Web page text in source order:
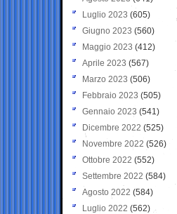
Luglio 2023 (605)
Giugno 2023 (560)
Maggio 2023 (412)
Aprile 2023 (567)
Marzo 2023 (506)
Febbraio 2023 (505)
Gennaio 2023 (541)
Dicembre 2022 (525)
Novembre 2022 (526)
Ottobre 2022 (552)
Settembre 2022 (584)
Agosto 2022 (584)
Luglio 2022 (562)